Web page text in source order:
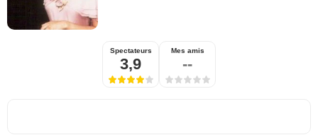
Spectateurs
3,9
Mes amis
--